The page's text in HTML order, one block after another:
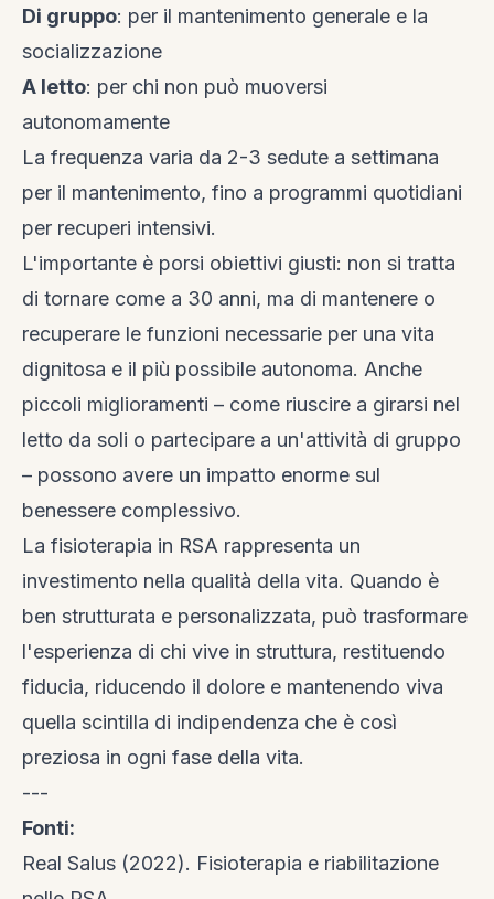
Di gruppo: per il mantenimento generale e la
socializzazione
A letto: per chi non può muoversi
autonomamente
La frequenza varia da 2-3 sedute a settimana
per il mantenimento, fino a programmi quotidiani
per recuperi intensivi.
L'importante è porsi obiettivi giusti: non si tratta
di tornare come a 30 anni, ma di mantenere o
recuperare le funzioni necessarie per una vita
dignitosa e il più possibile autonoma. Anche
piccoli miglioramenti – come riuscire a girarsi nel
letto da soli o partecipare a un'attività di gruppo
– possono avere un impatto enorme sul
benessere complessivo.
La fisioterapia in RSA rappresenta un
investimento nella qualità della vita. Quando è
ben strutturata e personalizzata, può trasformare
l'esperienza di chi vive in struttura, restituendo
fiducia, riducendo il dolore e mantenendo viva
quella scintilla di indipendenza che è così
preziosa in ogni fase della vita.
---
Fonti:
Real Salus (2022). Fisioterapia e riabilitazione